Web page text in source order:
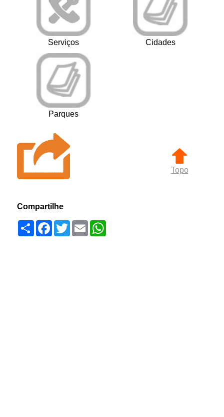
Serviços Cidades
Parques
Topo
Compartilhe
Compartilhar
Facebook
TwitterEmail